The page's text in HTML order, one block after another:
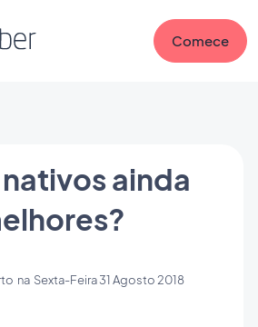
Comece
ainda
na Sexta-Feira 31 Agosto 2018